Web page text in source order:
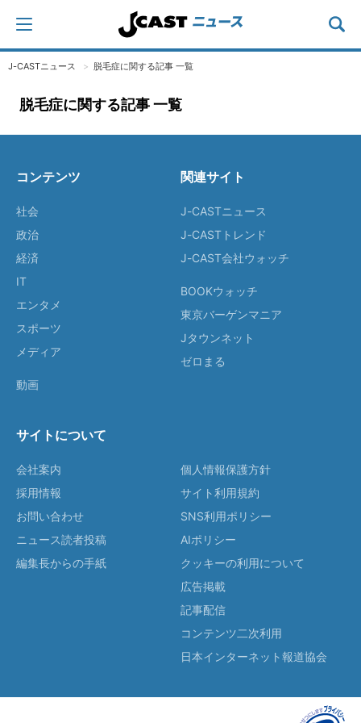
J-CASTニュース 脱毛症に関する記事 一覧
脱毛症に関する記事 一覧
コンテンツ
社会
政治
経済
IT
エンタメ
スポーツ
メディア
動画
関連サイト
J-CASTニュース
J-CASTトレンド
J-CAST会社ウォッチ
BOOKウォッチ
東京バーゲンマニア
Jタウンネット
ゼロまる
サイトについて
会社案内
採用情報
お問い合わせ
ニュース読者投稿
編集長からの手紙
個人情報保護方針
サイト利用規約
SNS利用ポリシー
AIポリシー
クッキーの利用について
広告掲載
記事配信
コンテンツ二次利用
日本インターネット報道協会